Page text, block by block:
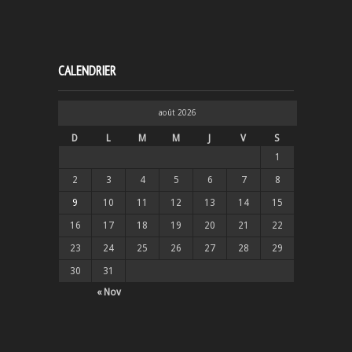
CALENDRIER
août 2026
D L M M J V S
« Nov
1
2 3 4 5 6 7 8
9 10 11 12 13 14 15
16 17 18 19 20 21 22
23 24 25 26 27 28 29
30 31